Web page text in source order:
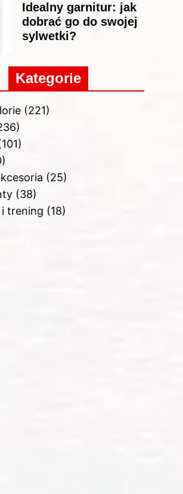
Idealny garnitur: jak
dobrać go do swojej
sylwetki?
Kategorie
(221)
(25)
(38)
trening (18)